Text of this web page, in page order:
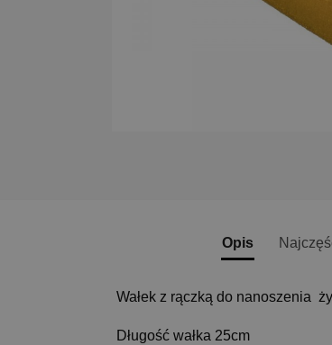
Opis
Wałek z rączką do nanoszenia
Długość wałka 25cm